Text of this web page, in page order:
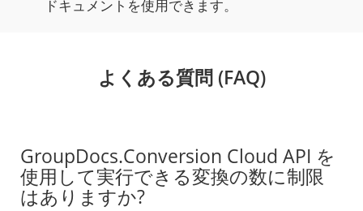
ドキュメントを使用できます。
よくある質問 (FAQ)
GroupDocs.Conversion Cloud API を
使用して実行できる変換の数に制限
はありますか?